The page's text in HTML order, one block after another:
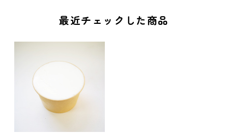
最近チェックした商品